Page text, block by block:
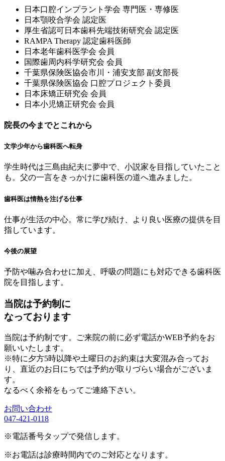
⽇本⼝腔インプラント学会 専⾨医・専修医
⽇本顎咬合学会 認定医
厚⽣省認可⽇本⻭科先端技術研究会 認定医
RAMPA Therapy 認定⻭科医師
⽇本⽼年⻭科医学会 会員
国際⻭周内科学研究会 会員
千葉県保険医協会市川・浦安⽀部 副⽀部⻑
千葉県保険医協会 ⼝腔プロジェクト委員
⽇本床矯正研究会 会員
⽇本⼩児矯正研究会 会員
院長の今までとこれから
文学少年から歯科医へ転身
学生時代は三島由紀夫に夢中で、小説家を目指していたこと
も。父の一言をきっかけに歯科医の道へ進みました。
歯科医は情熱を注げる仕事
仕事が生活の中心。常に学び続け、より良い医療の提供を目
指しています。
今後の展望
予防や噛み合わせに加え、呼吸の問題にも対応できる歯科医
院を目指します。
当院は予約制に
なっております
当院は予約制です。ご来院の前に必ず電話かWEB予約をお
願いいたします。
※特に夕方5時以降や土曜日のお約束は大変混み合ってお
り、直近のお日にちでは予約が取りづらい場合がございま
す。
なるべく余裕をもってご連絡下さい。
お問い合わせ
047-421-0118
※電話番号タップで発信します。
※お電話は診療時間内でのご対応となります。